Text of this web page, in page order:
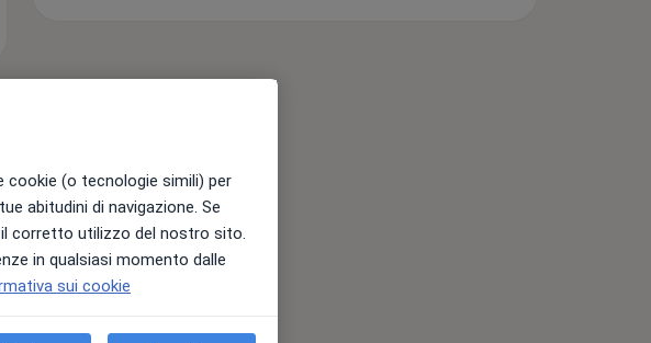
(o tecnologie simili) per
abitudini di navigazione. Se
corretto utilizzo del nostro sito.
in qualsiasi momento dalle
sui cookie